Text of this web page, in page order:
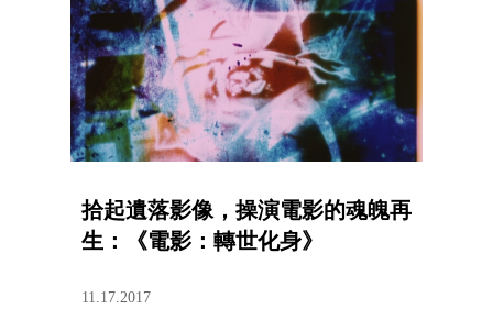
拾起遺落影像，操演電影的魂魄再
生：《電影：轉世化身》
11.17.2017